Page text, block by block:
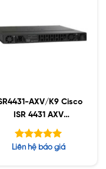
AXV/K9 Cisco
ISR 4431 AXV
Bundle,PVDM4-64
w/APP,SEC,UC Lic
Được xếp
Liên hệ báo giá